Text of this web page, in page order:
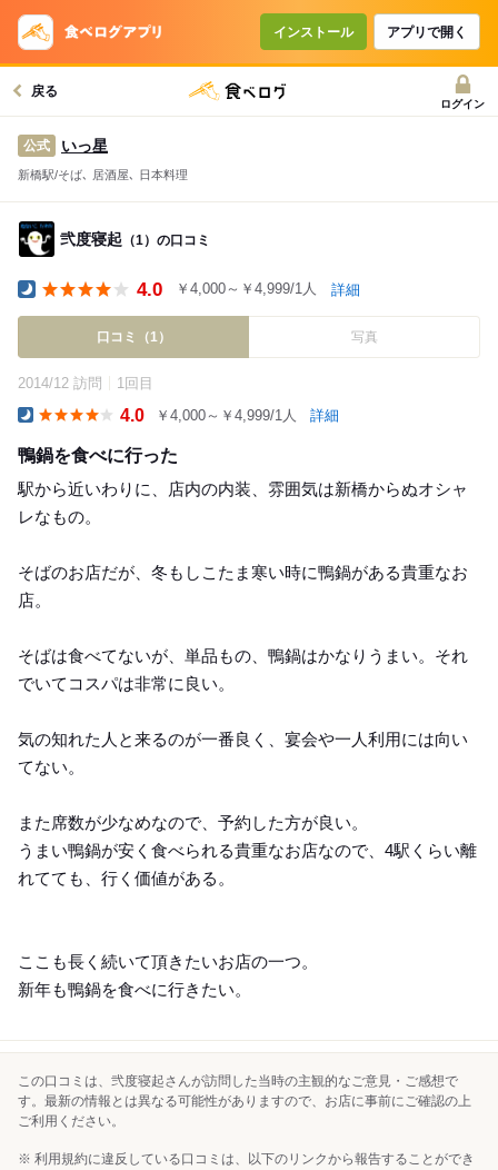
インストール アプリで開く
戻る
ログイン
公式 いっ星
新橋駅/そば､ 居酒屋､ 日本料理
弐度寝起 （1）の口コミ
4.0 ￥4,000～￥4,999/1人 詳細
口コミ（1） 写真
2014/12 訪問 1回目
4.0 ￥4,000～￥4,999/1人 詳細
鴨鍋を食べに行った
駅から近いわりに、店内の内装、雰囲気は新橋からぬオシャ
レなもの。
そばのお店だが、冬もしこたま寒い時に鴨鍋がある貴重なお
店。
そばは食べてないが、単品もの、鴨鍋はかなりうまい。それ
でいてコスパは非常に良い。
気の知れた人と来るのが一番良く、宴会や一人利用には向い
てない。
また席数が少なめなので、予約した方が良い。
うまい鴨鍋が安く食べられる貴重なお店なので、4駅くらい離
れてても、行く価値がある。
ここも長く続いて頂きたいお店の一つ。
新年も鴨鍋を食べに行きたい。
この口コミは、弐度寝起さんが訪問した当時の主観的なご意見・ご感想で
す。最新の情報とは異なる可能性がありますので、お店に事前にご確認の上
ご利用ください。
※ 利用規約に違反している口コミは、以下のリンクから報告することができ